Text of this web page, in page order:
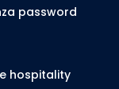
password
hospitality